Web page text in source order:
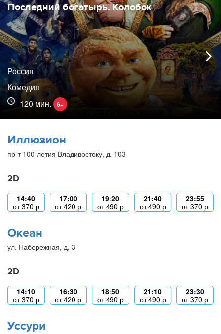
Последний богатырь. Колобок
Россия
Комедия
120 мин.
6+
Иллюзион
пр-т 100-летия Владивостоку, д. 103
2D
14:40
от370 р
17:00
от420 р
19:20
от490 р
21:40
от490 р
23:55
от370 р
Океан
ул. Набережная, д. 3
2D
14:10
от370 р
16:30
от420 р
18:50
от490 р
21:10
от490 р
23:30
от370 р
Уссури